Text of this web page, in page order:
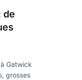
de
Gatwick
grosses